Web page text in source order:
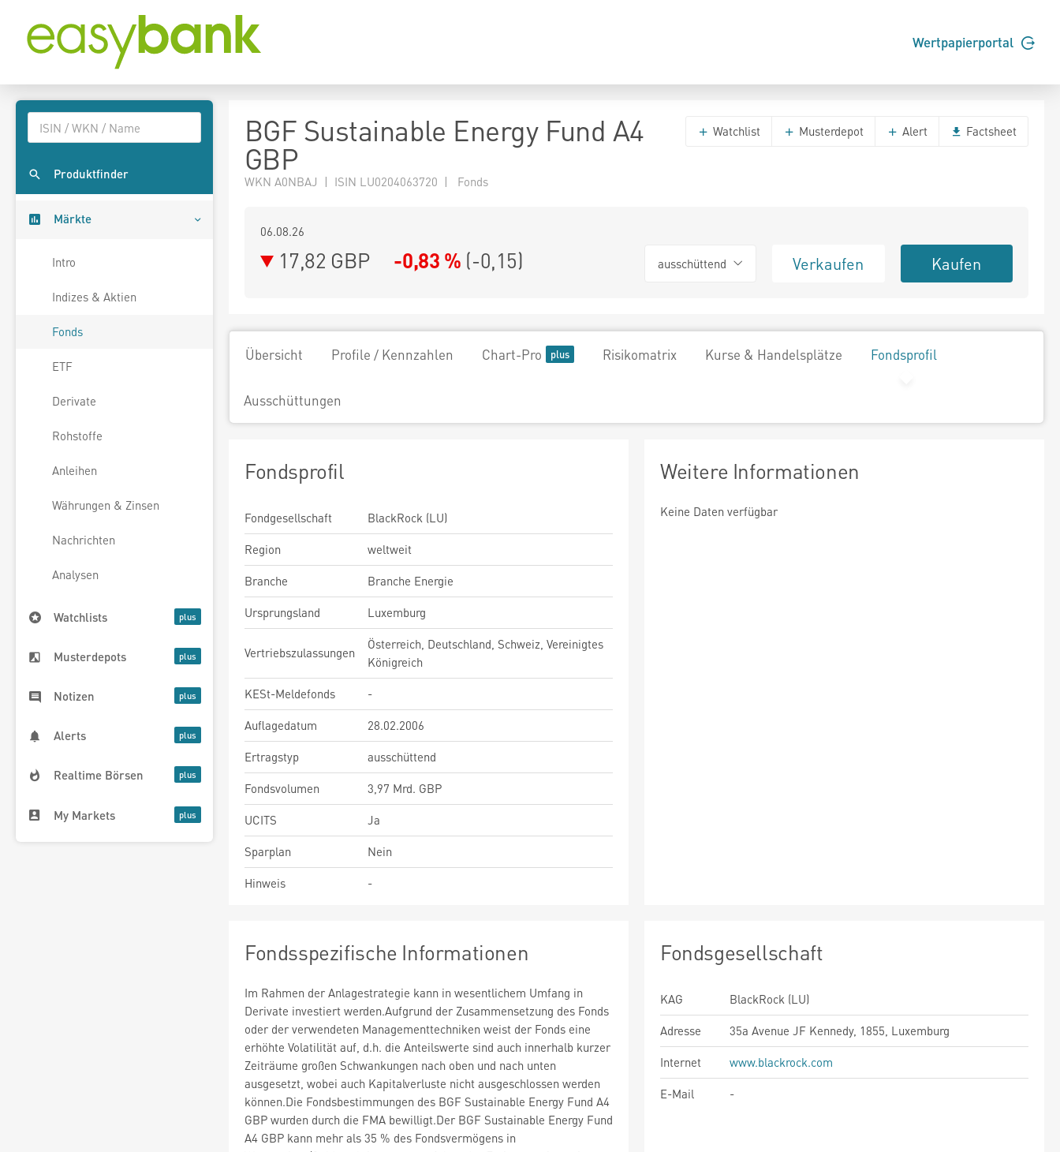
Wertpapierportal
Produktfinder
Märkte
Intro
Indizes & Aktien
Fonds
ETF
Derivate
Rohstoffe
Anleihen
Währungen & Zinsen
Nachrichten
Analysen
Watchlists
Musterdepots
Notizen
Alerts
Realtime Börsen
My Markets
BGF Sustainable Energy Fund A4
GBP
WKN A0NBAJ | ISIN LU0204063720 | Fonds
Watchlist Musterdepot Alert Factsheet
06.08.26
17,82 GBP -0,83 % (-0,15) ausschüttend Verkaufen Kaufen
Übersicht Profile / Kennzahlen Chart-Pro Risikomatrix Kurse & Handelsplätze Fondsprofil
Ausschüttungen
Fondsprofil
Fondgesellschaft
BlackRock (LU)
Region
weltweit
Branche
Branche Energie
Ursprungsland
Luxemburg
Vertriebszulassungen
Österreich, Deutschland, Schweiz, Vereinigtes
Königreich
KESt-Meldefonds
-
Auflagedatum
28.02.2006
Ertragstyp
ausschüttend
Fondsvolumen
3,97 Mrd. GBP
UCITS
Ja
Sparplan
Nein
Hinweis
-
Weitere Informationen
Keine Daten verfügbar
Fondsspezifische Informationen
Im Rahmen der Anlagestrategie kann in wesentlichem Umfang in
Derivate investiert werden.Aufgrund der Zusammensetzung des Fonds
oder der verwendeten Managementtechniken weist der Fonds eine
erhöhte Volatilität auf, d.h. die Anteilswerte sind auch innerhalb kurzer
Zeiträume großen Schwankungen nach oben und nach unten
ausgesetzt, wobei auch Kapitalverluste nicht ausgeschlossen werden
können.Die Fondsbestimmungen des BGF Sustainable Energy Fund A4
GBP wurden durch die FMA bewilligt.Der BGF Sustainable Energy Fund
A4 GBP kann mehr als 35 % des Fondsvermögens in
Fondsgesellschaft
KAG
BlackRock (LU)
Adresse
35a Avenue JF Kennedy, 1855, Luxemburg
Internet
www.blackrock.com
E-Mail
-